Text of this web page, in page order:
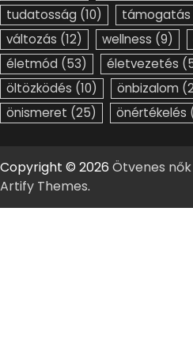
tudatosság (10) támogatás
változás (12) wellness (9)
életmód (53) életvezetés
öltözködés (10) önbizalom
önismeret (25) önértékelés
Copyright © 2026 Ötvenes nők
Artify Themes.